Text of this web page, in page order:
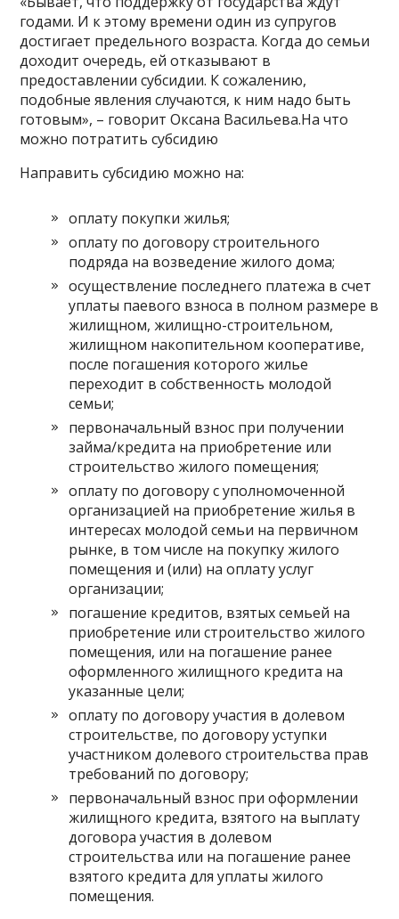
годами. И к этому времени один из супругов
достигает предельного возраста. Когда до семьи
доходит очередь, ей отказывают в
предоставлении субсидии. К сожалению,
подобные явления случаются, к ним надо быть
готовым», – говорит Оксана Васильева.На что
можно потратить субсидию
Направить субсидию можно на:
оплату покупки жилья;
оплату по договору строительного
подряда на возведение жилого дома;
осуществление последнего платежа в счет
уплаты паевого взноса в полном размере в
жилищном, жилищно-строительном,
жилищном накопительном кооперативе,
после погашения которого жилье
переходит в собственность молодой
семьи;
первоначальный взнос при получении
займа/кредита на приобретение или
строительство жилого помещения;
оплату по договору с уполномоченной
организацией на приобретение жилья в
интересах молодой семьи на первичном
рынке, в том числе на покупку жилого
помещения и (или) на оплату услуг
организации;
погашение кредитов, взятых семьей на
приобретение или строительство жилого
помещения, или на погашение ранее
оформленного жилищного кредита на
указанные цели;
оплату по договору участия в долевом
строительстве, по договору уступки
участником долевого строительства прав
требований по договору;
первоначальный взнос при оформлении
жилищного кредита, взятого на выплату
договора участия в долевом
строительства или на погашение ранее
взятого кредита для уплаты жилого
помещения.